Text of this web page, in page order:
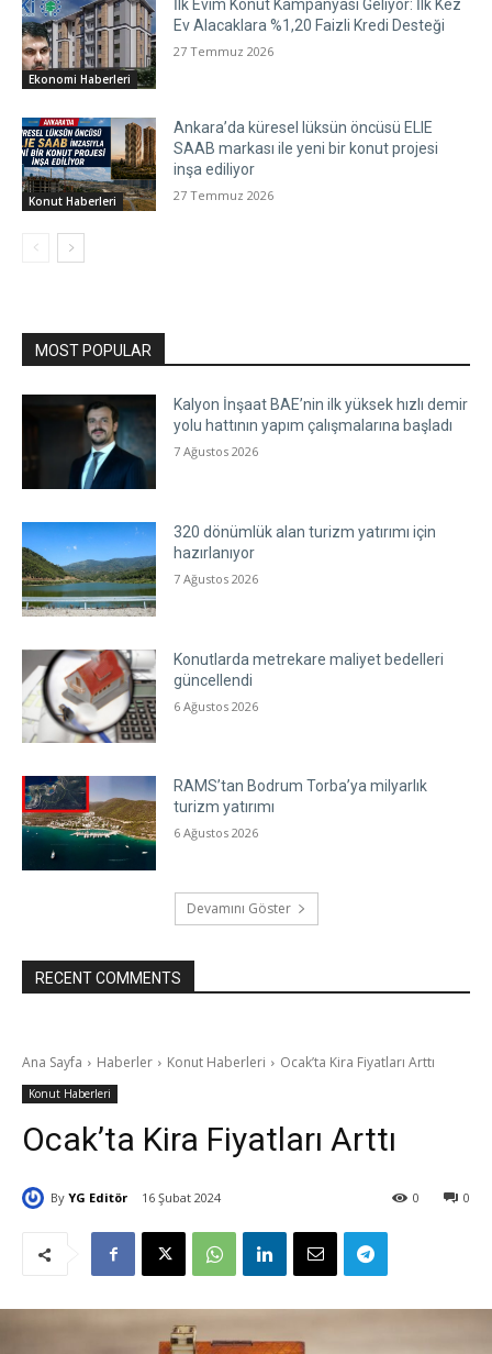
Ekonomi Haberleri
İlk Evim Konut Kampanyası Geliyor: İlk Kez
Ev Alacaklara %1,20 Faizli Kredi Desteği
27 Temmuz 2026
Konut Haberleri
Ankara’da küresel lüksün öncüsü ELIE
SAAB markası ile yeni bir konut projesi
inşa ediliyor
27 Temmuz 2026
MOST POPULAR
Kalyon İnşaat BAE’nin ilk yüksek hızlı demir
yolu hattının yapım çalışmalarına başladı
7 Ağustos 2026
320 dönümlük alan turizm yatırımı için
hazırlanıyor
7 Ağustos 2026
Konutlarda metrekare maliyet bedelleri
güncellendi
6 Ağustos 2026
RAMS’tan Bodrum Torba’ya milyarlık
turizm yatırımı
6 Ağustos 2026
Devamını Göster
RECENT COMMENTS